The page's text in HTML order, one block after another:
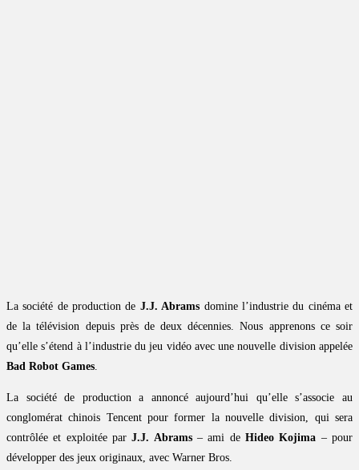
La société de production de J.J. Abrams domine l’industrie du cinéma et
de la télévision depuis près de deux décennies. Nous apprenons ce soir
qu’elle s’étend à l’industrie du jeu vidéo avec une nouvelle division appelée
Bad Robot Games.
La société de production a annoncé aujourd’hui qu’elle s’associe au
conglomérat chinois Tencent pour former la nouvelle division, qui sera
contrôlée et exploitée parJ.J. Abrams– ami deHideo Kojima – pour
développer des jeux originaux, avec Warner Bros.